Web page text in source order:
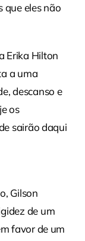
que eles não
Erika Hilton
a uma
descanso e
os
sairão daqui
Gilson
de um
favor de um